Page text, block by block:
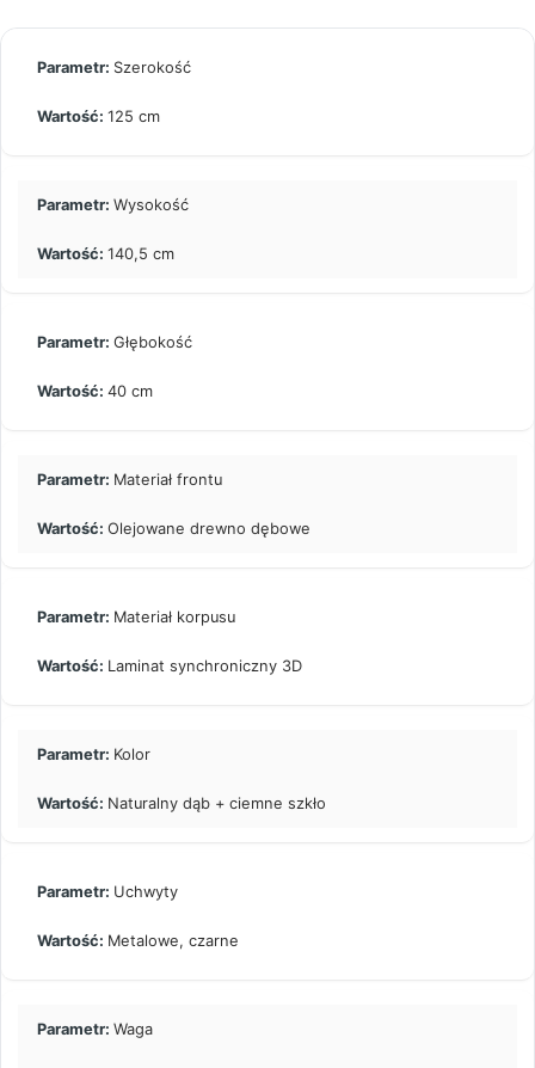
Szerokość
125 cm
Wysokość
140,5 cm
Głębokość
40 cm
Materiał frontu
Olejowane drewno dębowe
Materiał korpusu
Laminat synchroniczny 3D
Kolor
Naturalny dąb + ciemne szkło
Uchwyty
Metalowe, czarne
Waga